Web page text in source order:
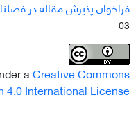
فراخوان پذیرش مقاله در
03
aCreative Commons
4.0 International License